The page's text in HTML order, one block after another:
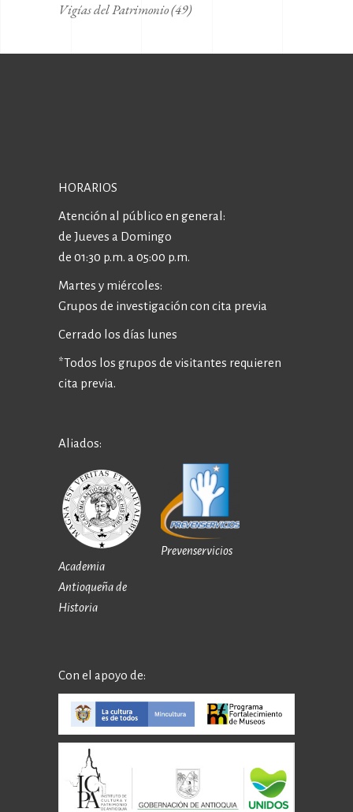
Vigías del Patrimonio(49)
HORARIOS
Atención al público en general:
de Jueves a Domingo
de 01:30 p.m. a 05:00 p.m.
Martes y miércoles:
Grupos de investigación con cita previa
Cerrado los días lunes
*Todos los grupos de visitantes requieren
cita previa.
Aliados:
Academia
Antioqueña de
Historia
Prevenservicios
Con el apoyo de: